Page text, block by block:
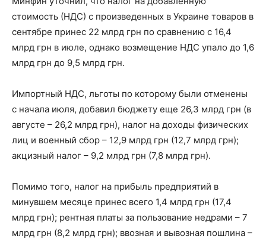
стоимость (НДС) с произведенных в Украине товаров в
сентябре принес 22 млрд грн по сравнению с 16,4
млрд грн в июле, однако возмещение НДС упало до 1,6
млрд грн до 9,5 млрд грн.
Импортный НДС, льготы по которому были отменены
с начала июля, добавил бюджету еще 26,3 млрд грн (в
августе – 26,2 млрд грн), налог на доходы физических
лиц и военный сбор – 12,9 млрд грн (12,7 млрд грн);
акцизный налог – 9,2 млрд грн (7,8 млрд грн).
Помимо того, налог на прибыль предприятий в
минувшем месяце принес всего 1,4 млрд грн (17,4
млрд грн); рентная платы за пользование недрами – 7
млрд грн (8,2 млрд грн); ввозная и вывозная пошлина –